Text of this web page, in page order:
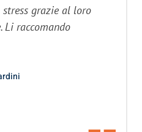
grazie al loro
Li raccomando